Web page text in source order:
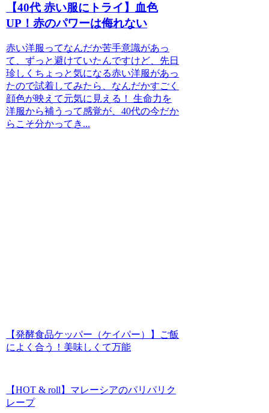
【40代 赤い服にトライ】血色
UP！赤のパワーは侮れない
赤い洋服ってなんだか苦手意識があっ
て、ずっと避けていたんですけど、先日
珍しくちょっと気になる赤い洋服があっ
たので試着してみたら、なんだかすごく
顔色が映えて元気に見える！ 生命力を
洋服から補うって感覚が、40代の今だか
らこそ分かってき...
【発酵食品ケッパー（ケイパー）】ご飯
によく合う！美味しくて万能
【HOT & roll】マレーシアのパリパリク
レープ